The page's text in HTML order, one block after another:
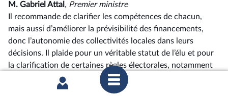
M. Gabriel Attal , Premier ministre
Il recommande de clarifier les compétences de chacun,
mais aussi d’améliorer la prévisibilité des financements,
donc l’autonomie des collectivités locales dans leurs
décisions. Il plaide pour un véritable statut de l’élu et pour
la clarification de certaines règles électorales, notamment
pour les plus grandes communes.